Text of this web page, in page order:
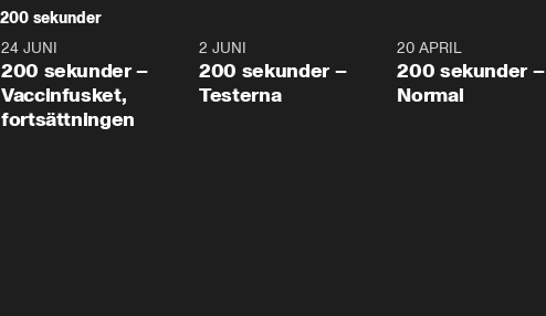
200 sekunder
5:00
24 JUNI
200 sekunder –
Vaccinfusket,
fortsättningen
4:23
2 JUNI
200 sekunder –
Testerna
20 APRIL
200 sekunder –
Normal